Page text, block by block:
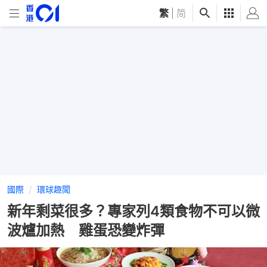
繁 简
國際 環球趣聞
新年剩菜很多？專家列4類食物不可以微
波爐加熱 雞蛋恐變炸彈